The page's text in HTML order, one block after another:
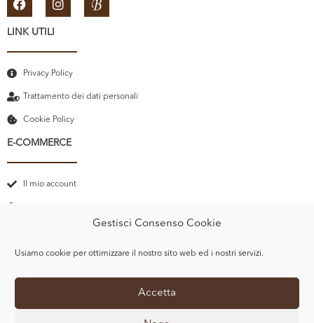
Gestisci Consenso Cookie
Usiamo cookie per ottimizzare il nostro sito web ed i nostri servizi.
Accetta
LINK UTILI
Privacy Policy
Trattamento dei dati personali
Cookie Policy
E-COMMERCE
Il mio account
Termini e Condizioni